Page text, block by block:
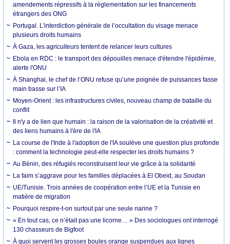
amendements répressifs à la réglementation sur les financements
étrangers des ONG
Portugal. L’interdiction générale de l’occultation du visage menace
plusieurs droits humains
À Gaza, les agriculteurs tentent de relancer leurs cultures
Ebola en RDC : le transport des dépouilles menace d'étendre l'épidémie,
alerte l'ONU
À Shanghai, le chef de l’ONU refuse qu’une poignée de puissances fasse
main basse sur l’IA
Moyen-Orient : les infrastructures civiles, nouveau champ de bataille du
conflit
Il n'y a de lien que humain : la raison de la valorisation de la créativité et
des liens humains à l'ère de l'IA
La course de l'Inde à l'adoption de l'IA soulève une question plus profonde
: comment la technologie peut-elle respecter les droits humains ?
Au Bénin, des réfugiés reconstruisent leur vie grâce à la solidarité
La faim s’aggrave pour les familles déplacées à El Obeid, au Soudan
UE/Tunisie. Trois années de coopération entre l’UE et la Tunisie en
matière de migration
Pourquoi respire-t-on surtout par une seule narine ?
« En tout cas, ce n’était pas une licorne… » Des sociologues ont interrogé
130 chasseurs de Bigfoot
À quoi servent les grosses boules orange suspendues aux lignes